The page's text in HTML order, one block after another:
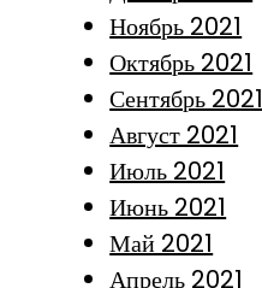
Ноябрь 2021
Октябрь 2021
Сентябрь 2021
Август 2021
Июль 2021
Июнь 2021
Май 2021
Апрель 2021